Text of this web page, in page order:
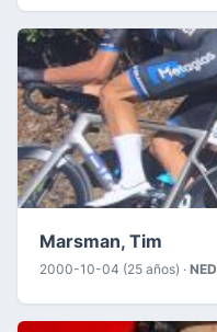
Marsman, Tim
2000-10-04 (25 años) · NED